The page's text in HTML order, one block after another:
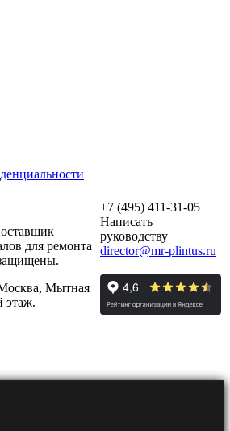
для ремонта
Мытная
этаж.
+7 (495) 411-31-05
Написать
руководству
director@mr-plintus.ru